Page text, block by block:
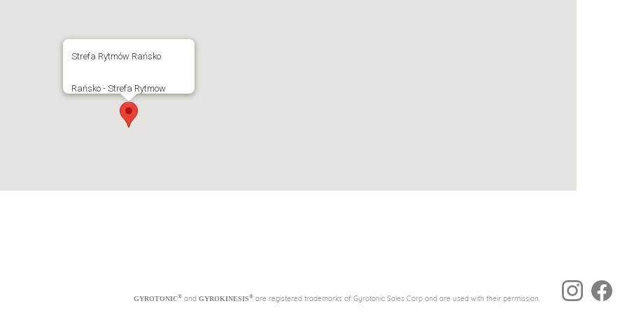
Strefa Rytmów Rańsko
Rańsko - Strefa Rytmow
GYROTONIC® and GYROKINESIS® are registered trademarks of Gyrotonic Sales Corp and are used with their permission.